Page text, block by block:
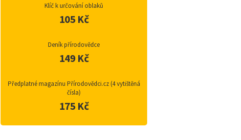
Klíč k určování oblaků
105 Kč
Deník přírodovědce
149 Kč
Předplatné magazínu Přírodovědci.cz (4 vytištěná
čísla)
175 Kč